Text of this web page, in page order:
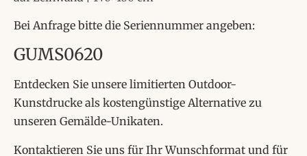
Bei Anfrage bitte die Seriennummer angeben:
GUMS0620
Entdecken Sie unsere limitierten Outdoor-
Kunstdrucke als kostengünstige Alternative zu
unseren Gemälde-Unikaten.
Kontaktieren Sie uns für Ihr Wunschformat und für